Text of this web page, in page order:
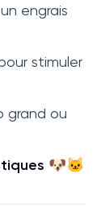
engrais
stimuler
grand ou
🐶🐱